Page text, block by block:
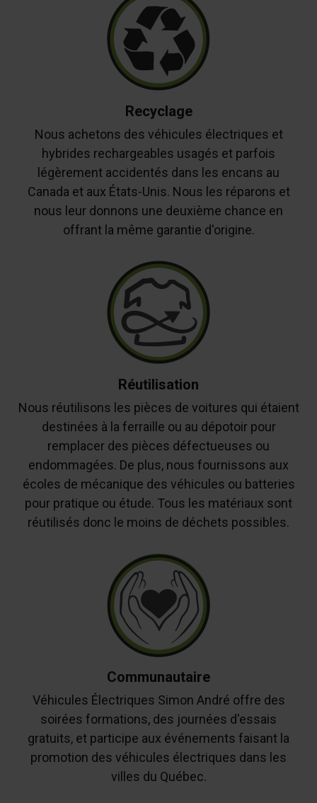
Recyclage
Nous achetons des véhicules électriques et
hybrides rechargeables usagés et parfois
légèrement accidentés dans les encans au
Canada et aux États-Unis. Nous les réparons et
nous leur donnons une deuxième chance en
offrant la même garantie d'origine.
Réutilisation
Nous réutilisons les pièces de voitures qui étaient
destinées à la ferraille ou au dépotoir pour
remplacer des pièces défectueuses ou
endommagées. De plus, nous fournissons aux
écoles de mécanique des véhicules ou batteries
pour pratique ou étude. Tous les matériaux sont
réutilisés donc le moins de déchets possibles.
Communautaire
Véhicules Électriques Simon André offre des
soirées formations, des journées d'essais
gratuits, et participe aux événements faisant la
promotion des véhicules électriques dans les
villes du Québec.